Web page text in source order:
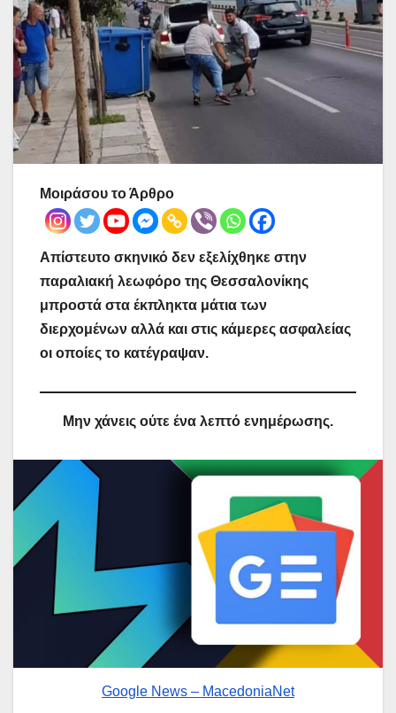
Μοιράσου το Άρθρο
Απίστευτο σκηνικό δεν εξελίχθηκε στην
παραλιακή λεωφόρο της Θεσσαλονίκης
μπροστά στα έκπληκτα μάτια των
διερχομένων αλλά και στις κάμερες ασφαλείας
οι οποίες το κατέγραψαν.
Μην χάνεις ούτε ένα λεπτό ενημέρωσης.
Google News – MacedoniaNet